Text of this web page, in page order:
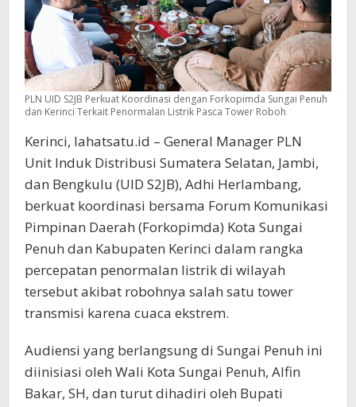
PLN UID S2JB Perkuat Koordinasi dengan Forkopimda Sungai Penuh
dan Kerinci Terkait Penormalan Listrik Pasca Tower Roboh
Kerinci, lahatsatu.id – General Manager PLN
Unit Induk Distribusi Sumatera Selatan, Jambi,
dan Bengkulu (UID S2JB), Adhi Herlambang,
berkuat koordinasi bersama Forum Komunikasi
Pimpinan Daerah (Forkopimda) Kota Sungai
Penuh dan Kabupaten Kerinci dalam rangka
percepatan penormalan listrik di wilayah
tersebut akibat robohnya salah satu tower
transmisi karena cuaca ekstrem.
Audiensi yang berlangsung di Sungai Penuh ini
diinisiasi oleh Wali Kota Sungai Penuh, Alfin
Bakar, SH, dan turut dihadiri oleh Bupati